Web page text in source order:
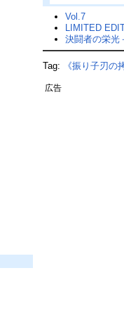
Vol.7
LIMITED
決闘者の栄光
Tag: 《振り子刃の
広告